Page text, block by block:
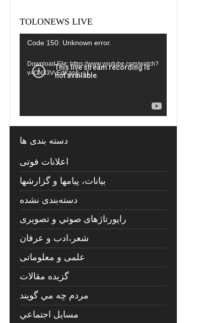
TOLONEWS LIVE
Video
Code 150: Unknown error.
Download File: https://www.youtube.com/watch?
v=ON33VvEdKas&_=1
دسته بندی ها
اعلانات فوتی
بیانات، پیامها و گزارشها
دسته‌بندی نشده
راپورتاژهای صوتي و تصويری
شعر،ادب و عرفان
علمی و معلوماتی
گزیده مقالات
مردم چه مي گويند
مسايل اجتماعي